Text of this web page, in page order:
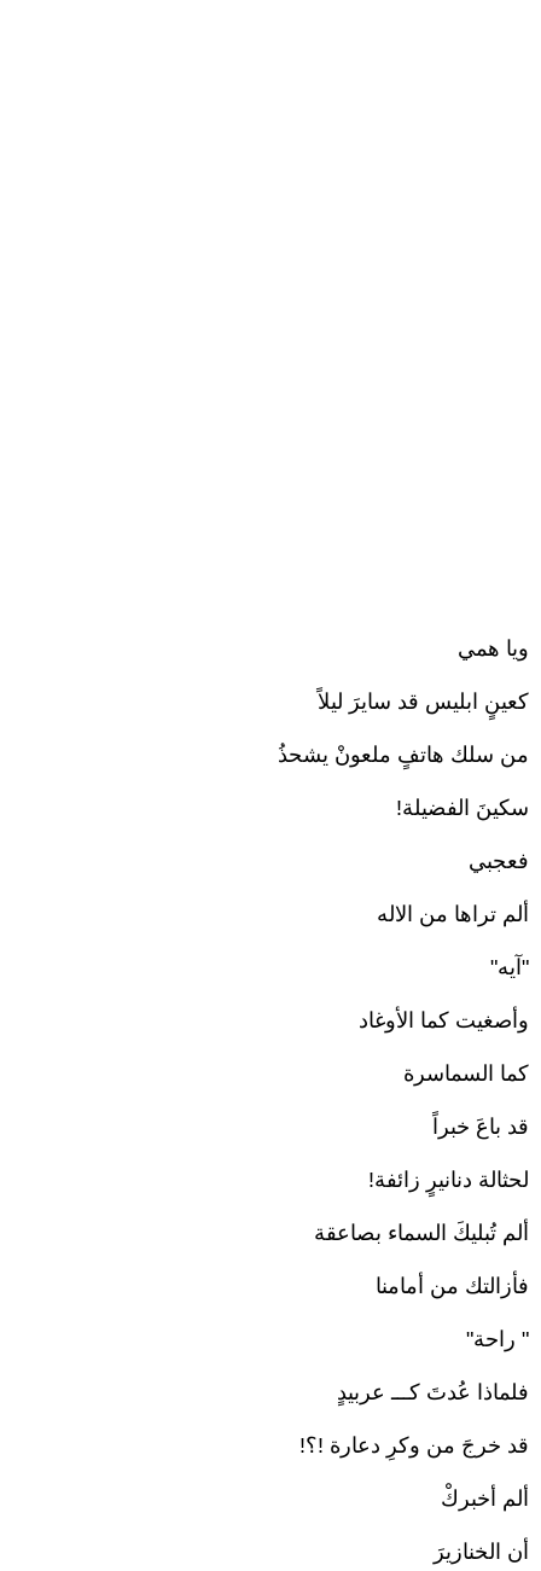
ويا همي
كعينٍ ابليس قد سايرَ ليلاً
من سلك هاتفٍ ملعونْ يشحذُ
سكينَ الفضيلة!
فعجبي
ألم تراها من الاله
"آيه"
وأصغيت كما الأوغاد
كما السماسرة
قد باعَ خبراً
لحثالة دنانيرٍ زائفة!
ألم تُبليكَ السماء بصاعقة
فأزالتك من أمامنا
" راحة"
فلماذا عُدتَ كـــ عربيدٍ
قد خرجَ من وكرِ دعارة !؟!
ألم أخبركْ
أن الخنازيرَ